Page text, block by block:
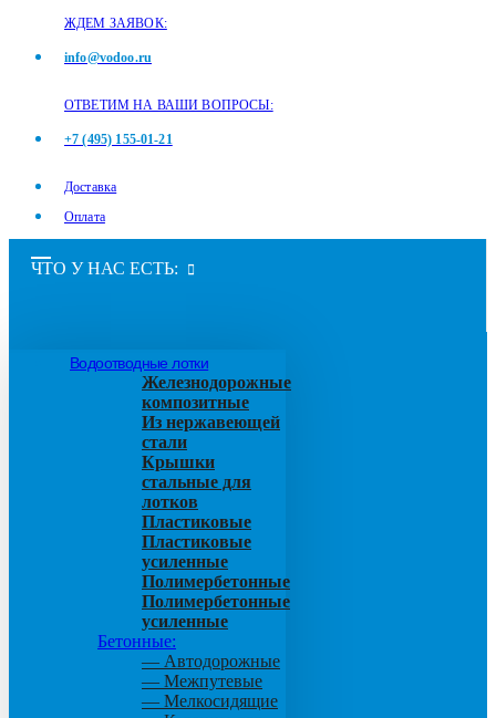
ЖДЕМ ЗАЯВОК:
info@vodoo.ru
ОТВЕТИМ НА ВАШИ ВОПРОСЫ:
+7 (495) 155-01-21
Доставка
Оплата
ЧТО У НАС ЕСТЬ:
Водоотводные лотки
Железнодорожные
композитные
Из нержавеющей
стали
Крышки
стальные для
лотков
Пластиковые
Пластиковые
усиленные
Полимербетонные
Полимербетонные
усиленные
Бетонные:
— Автодорожные
— Межпутевые
— Мелкосидящие